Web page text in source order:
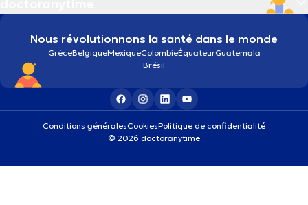
Nous révolutionnons la santé dans le monde
GrèceBelgiqueMexiqueColombieÉquateurGuatemala
Brésil
Conditions généralesCookiesPolitique de confidentialité
© 2026 doctoranytime